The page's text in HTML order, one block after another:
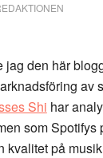
den här
av
Shi har
som Spotifys
kvalitet på